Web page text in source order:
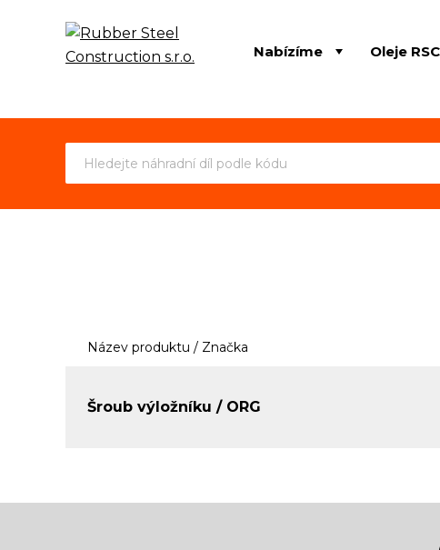
Nabízíme Oleje RSC
Název produktu / Značka
Šroub výložníku / ORG